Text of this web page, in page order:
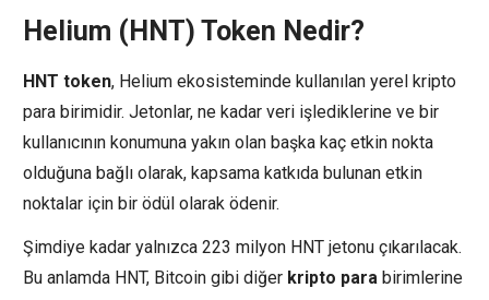
Helium (HNT) Token Nedir?
HNT token, Helium ekosisteminde kullanılan yerel kripto
para birimidir. Jetonlar, ne kadar veri işlediklerine ve bir
kullanıcının konumuna yakın olan başka kaç etkin nokta
olduğuna bağlı olarak, kapsama katkıda bulunan etkin
noktalar için bir ödül olarak ödenir.
Şimdiye kadar yalnızca 223 milyon HNT jetonu çıkarılacak.
Bu anlamda HNT, Bitcoin gibi diğer kripto para birimlerine